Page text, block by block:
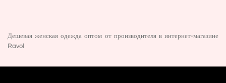
Дешевая женская одежда оптом от производителяв интернет-магазине
Ravol